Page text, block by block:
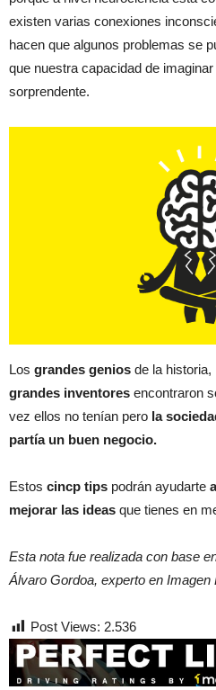
existen varias conexiones
hacen que algunos problemas se
que nuestra capacidad de
sorprendente.
Los grandes genios de la historia,
grandes inventores encontraron
vez ellos no tenían pero la
partía un buen negocio.
Estos cincp tips podrán ayudarte
mejorar las ideas que tienes en
Esta nota fue realizada con base
Álvaro Gordoa, experto en Imagen
Post Views: 2.536